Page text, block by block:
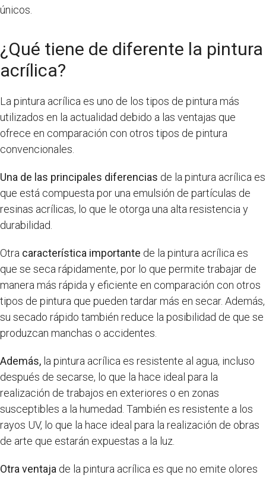
únicos.
¿Qué tiene de diferente la pintura
acrílica?
La pintura acrílica es uno de los tipos de pintura más
utilizados en la actualidad debido a las ventajas que
ofrece en comparación con otros tipos de pintura
convencionales.
Una de las principales diferencias de la pintura acrílica es
que está compuesta por una emulsión de partículas de
resinas acrílicas, lo que le otorga una alta resistencia y
durabilidad.
Otra característica importante de la pintura acrílica es
que se seca rápidamente, por lo que permite trabajar de
manera más rápida y eficiente en comparación con otros
tipos de pintura que pueden tardar más en secar. Además,
su secado rápido también reduce la posibilidad de que se
produzcan manchas o accidentes.
Además, la pintura acrílica es resistente al agua, incluso
después de secarse, lo que la hace ideal para la
realización de trabajos en exteriores o en zonas
susceptibles a la humedad. También es resistente a los
rayos UV, lo que la hace ideal para la realización de obras
de arte que estarán expuestas a la luz.
Otra ventaja de la pintura acrílica es que no emite olores